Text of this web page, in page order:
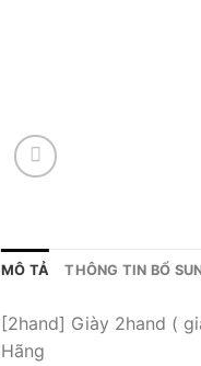
MÔ TẢ THÔNG TIN BỔ
[2hand] Giày 2hand (
Hãng